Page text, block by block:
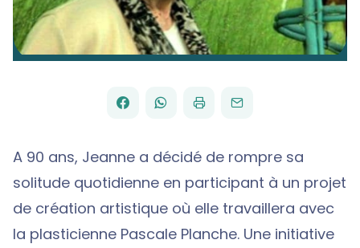
PARTAGER
FACEBOOK
PARTAGER
WHATSAPP
IMPRIMERENVOYER
PAR
EMAIL
A 90 ans, Jeanne a décidé de rompre sa
solitude quotidienne en participant à un projet
de création artistique où elle travaillera avec
la plasticienne Pascale Planche. Une initiative